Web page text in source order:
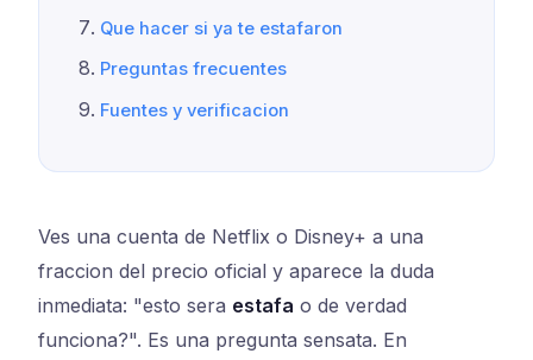
Que hacer si ya te estafaron
Preguntas frecuentes
Fuentes y verificacion
Ves una cuenta de Netflix o Disney+ a una
fraccion del precio oficial y aparece la duda
inmediata: "esto sera estafa o de verdad
funciona?". Es una pregunta sensata. En